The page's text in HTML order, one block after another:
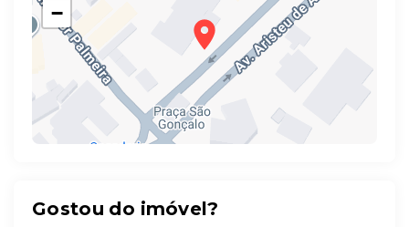
−
Gostou do imóvel?